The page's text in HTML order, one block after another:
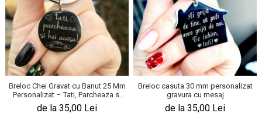
Breloc Chei Gravat cu Banut 25 Mm
Personalizat – Tati, Parcheaza si
Hai Acasa!
de la 35,00 Lei
Breloc casuta 30 mm personalizat
gravura cu mesaj
de la 35,00 Lei